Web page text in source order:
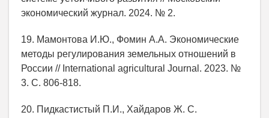
экономический журнал. 2024. № 2.
19. Мамонтова И.Ю., Фомин А.А. Экономические
методы регулирования земельных отношений в
России // International agricultural Journal. 2023. №
3. С. 806-818.
20. Пидкастистый П.И., Хайдаров Ж. С.